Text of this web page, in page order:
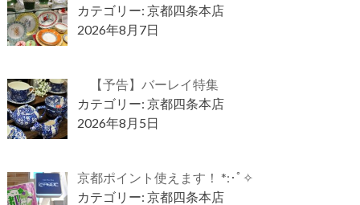
カテゴリー: 京都四条本店
2026年8月7日
【予告】バーレイ特集
カテゴリー: 京都四条本店
2026年8月5日
京都ポイント使えます！ *:･ﾟ✧
カテゴリー: 京都四条本店